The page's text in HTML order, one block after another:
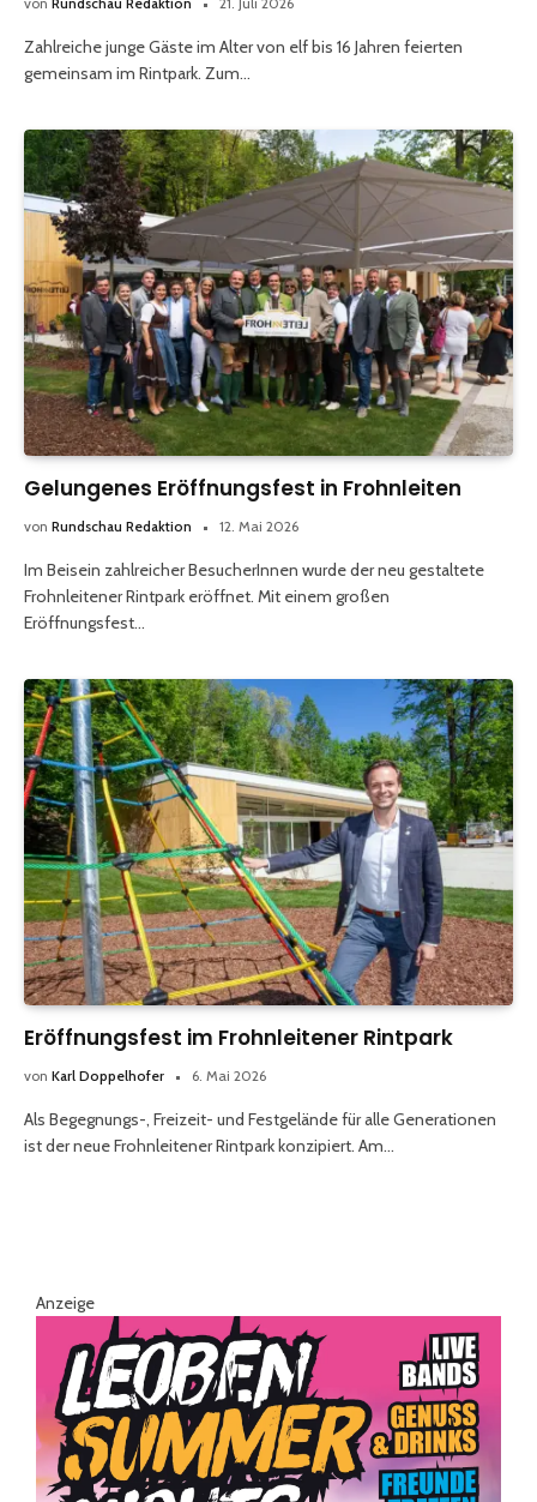
Zahlreiche junge Gäste im Alter von elf bis 16 Jahren feierten
gemeinsam im Rintpark. Zum…
Gelungenes Eröffnungsfest in Frohnleiten
von Rundschau Redaktion 12. Mai 2026
Im Beisein zahlreicher BesucherInnen wurde der neu gestaltete
Frohnleitener Rintpark eröffnet. Mit einem großen
Eröffnungsfest…
Eröffnungsfest im Frohnleitener Rintpark
von Karl Doppelhofer 6. Mai 2026
Als Begegnungs-, Freizeit- und Festgelände für alle Generationen
ist der neue Frohnleitener Rintpark konzipiert. Am…
Anzeige